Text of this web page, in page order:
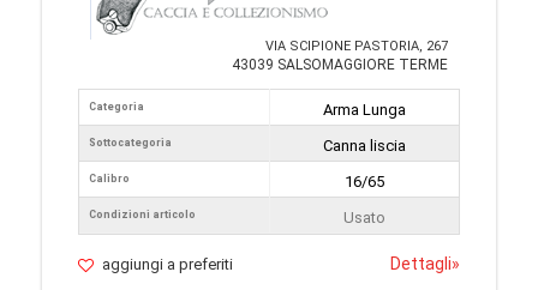
VIA SCIPIONE PASTORIA, 267
43039 SALSOMAGGIORE TERME
Categoria
Sottocategoria
Calibro
Condizioni articolo
Arma Lunga
Canna liscia
16/65
Usato
aggiungi a preferiti Dettagli»